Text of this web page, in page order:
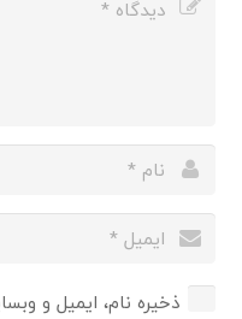
ذخیره نام، ایمیل و